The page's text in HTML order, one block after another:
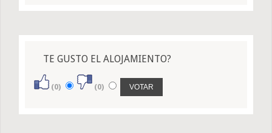
TE GUSTO EL ALOJAMIENTO?
(0) (0)